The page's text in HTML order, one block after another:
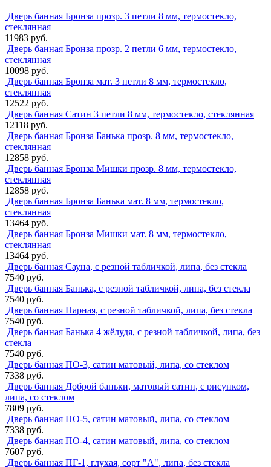
Дверь банная Бронза прозр. 3 петли 8 мм, термостекло,
стеклянная
11983 руб.
Дверь банная Бронза прозр. 2 петли 6 мм, термостекло,
стеклянная
10098 руб.
Дверь банная Бронза мат. 3 петли 8 мм, термостекло,
стеклянная
12522 руб.
Дверь банная Сатин 3 петли 8 мм, термостекло, стеклянная
12118 руб.
Дверь банная Бронза Банька прозр. 8 мм, термостекло,
стеклянная
12858 руб.
Дверь банная Бронза Мишки прозр. 8 мм, термостекло,
стеклянная
12858 руб.
Дверь банная Бронза Банька мат. 8 мм, термостекло,
стеклянная
13464 руб.
Дверь банная Бронза Мишки мат. 8 мм, термостекло,
стеклянная
13464 руб.
Дверь банная Сауна, с резной табличкой, липа, без стекла
7540 руб.
Дверь банная Банька, с резной табличкой, липа, без стекла
7540 руб.
Дверь банная Парная, с резной табличкой, липа, без стекла
7540 руб.
Дверь банная Банька 4 жёлудя, с резной табличкой, липа, без
стекла
7540 руб.
Дверь банная ПО-3, сатин матовый, липа, со стеклом
7338 руб.
Дверь банная Доброй баньки, матовый сатин, с рисунком,
липа, со стеклом
7809 руб.
Дверь банная ПО-5, сатин матовый, липа, со стеклом
7338 руб.
Дверь банная ПО-4, сатин матовый, липа, со стеклом
7607 руб.
Дверь банная ПГ-1, глухая, сорт "А", липа, без стекла